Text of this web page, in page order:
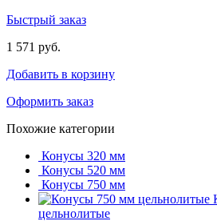
Быстрый заказ
1 571 руб.
Добавить в корзину
Оформить заказ
Похожие категории
Конусы 320 мм
Конусы 520 мм
Конусы 750 мм
цельнолитые